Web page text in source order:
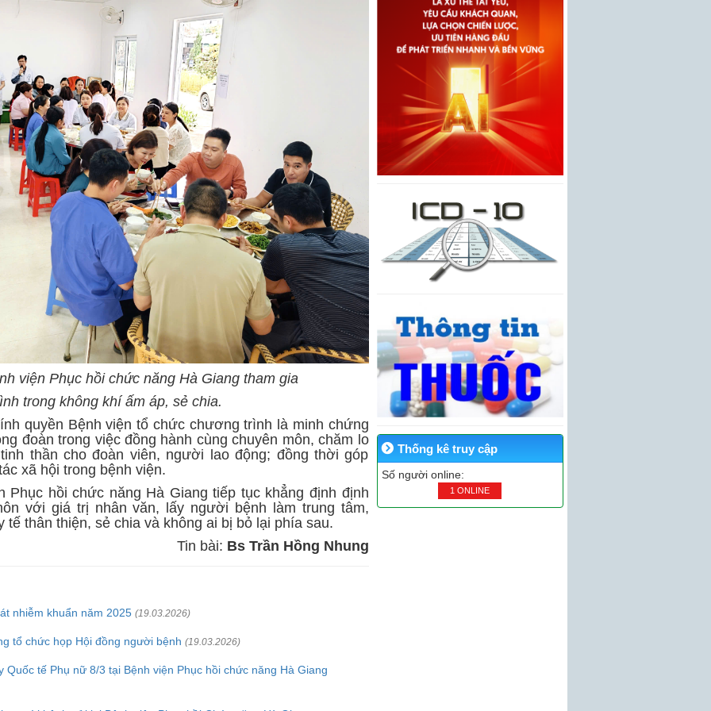
viện Phục hồi chức năng Hà Giang tham gia
trong không khí ấm áp, sẻ chia.
quyền Bệnh viện tổ chức chương trình là minh chứng
đoàn trong việc đồng hành cùng chuyên môn, chăm lo
thần cho đoàn viên, người lao động; đồng thời góp
xã hội trong bệnh viện.
Phục hồi chức năng Hà Giang tiếp tục khẳng định định
với giá trị nhân văn, lấy người bệnh làm trung tâm,
thân thiện, sẻ chia và không ai bị bỏ lại phía sau.
Tin bài: Bs Trần Hồng Nhung
nhiễm khuẩn năm 2025 (19.03.2026)
tổ chức họp Hội đồng người bệnh (19.03.2026)
tế Phụ nữ 8/3 tại Bệnh viện Phục hồi chức năng Hà Giang
Thống kê truy cập
Số người online:
1 ONLINE